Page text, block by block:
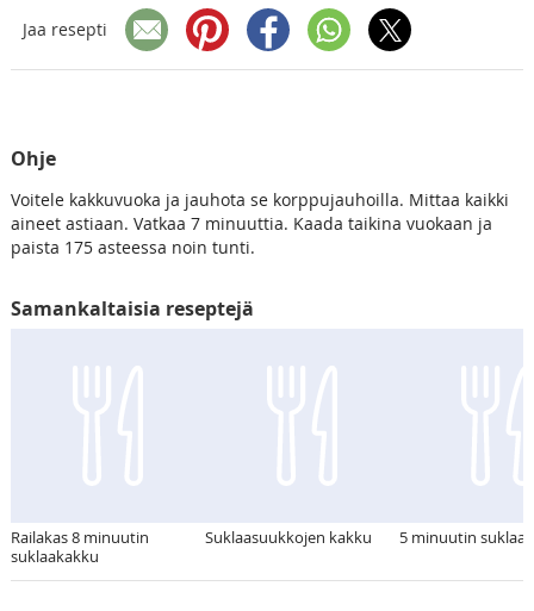
Jaa resepti
Ohje
Voitele kakkuvuoka ja jauhota se korppujauhoilla. Mittaa kaikki
aineet astiaan. Vatkaa 7 minuuttia. Kaada taikina vuokaan ja
paista 175 asteessa noin tunti.
Samankaltaisia reseptejä
Railakas 8 minuutin
suklaakakku
Suklaasuukkojen kakku 5 minuutin